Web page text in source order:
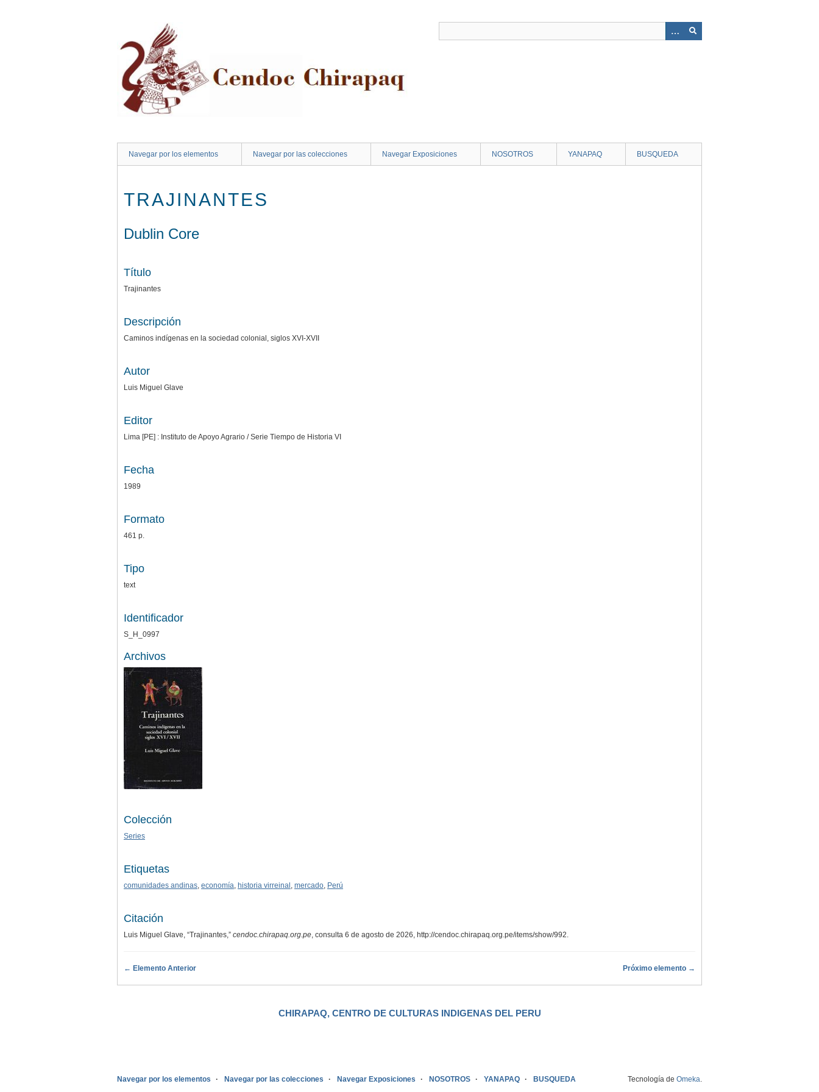
Navegar por los elementos Navegar por las colecciones Navegar Exposiciones NOSOTROS YANAPAQ BUSQUEDA
TRAJINANTES
Dublin Core
Título
Trajinantes
Descripción
Caminos indígenas en la sociedad colonial, siglos XVI-XVII
Autor
Luis Miguel Glave
Editor
Lima [PE] : Instituto de Apoyo Agrario / Serie Tiempo de Historia VI
Fecha
1989
Formato
461 p.
Tipo
text
Identificador
S_H_0997
Archivos
Colección
Series
Etiquetas
comunidades andinas economía historia virreinal mercado Perú
Citación
Luis Miguel Glave, “Trajinantes,” cendoc.chirapaq.org.pe , consulta 6 de agosto de 2026, http://cendoc.chirapaq.org.pe/items/show/992
← Elemento Anterior Próximo elemento →
CHIRAPAQ, CENTRO DE CULTURAS INDIGENAS DEL PERU
Navegar por los elementos Navegar por las colecciones Navegar Exposiciones NOSOTROS YANAPAQ BUSQUEDA Tecnología de Omeka.